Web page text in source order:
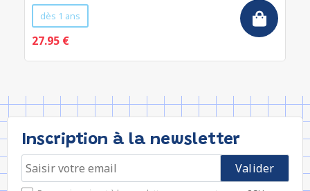
dès 1 ans
27.95 €
Inscription à la newsletter